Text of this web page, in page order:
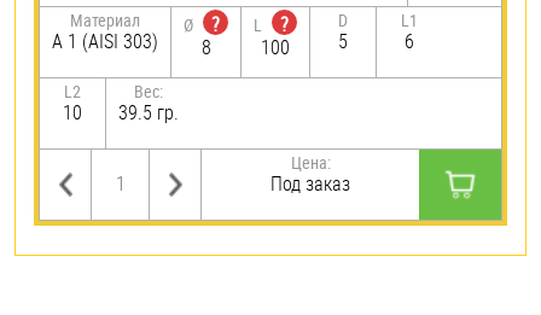
Материал
А 1 (AISI 303)
Ø
?
8
L
?
100
D
5
L1
6
L2
10
Вес:
39.5 гр.
Цена:
Под заказ